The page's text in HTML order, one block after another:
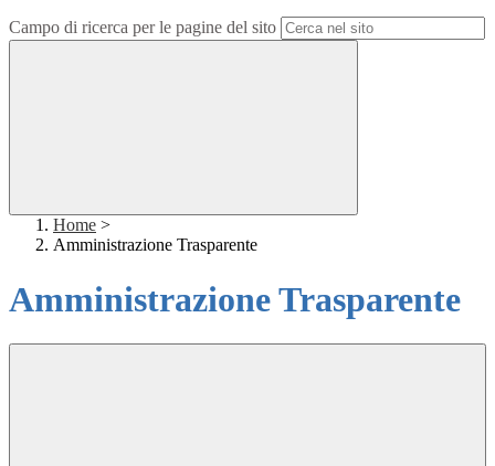
Campo di ricerca per le pagine del sito
Home >
Amministrazione Trasparente
Amministrazione Trasparente